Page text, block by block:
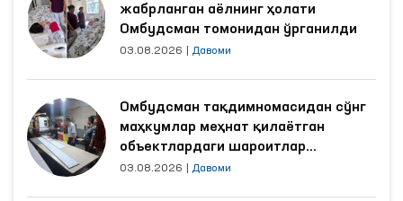
жабрланган аёлнинг ҳолати
Омбудсман томонидан ўрганилди
03.08.2026 Давоми
Омбудсман тақдимномасидан сўнг
маҳкумлар меҳнат қилаётган
объектлардаги шароитлар
яхшиланди
03.08.2026 Давоми